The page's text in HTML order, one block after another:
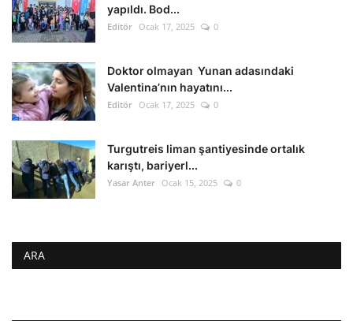
yapıldı. Bod...
Editör Ocak 17, 2025 0
Doktor olmayan Yunan adasındaki
Valentina’nın hayatını...
Editör Ocak 17, 2025 0
Turgutreis liman şantiyesinde ortalık
karıştı, bariyerl...
Yasar Anter Ocak 15, 2025 0
ARA